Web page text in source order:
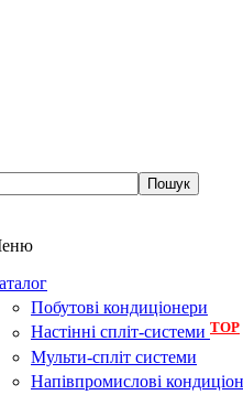
Побутові кондиціонери
Настінні спліт-системи TOP
Мульти-спліт системи
Напівпромислові